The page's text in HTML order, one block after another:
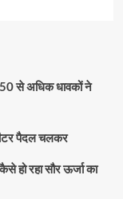
से अधिक धावकों ने
पैदल चलकर
हो रहा सौर ऊर्जा का